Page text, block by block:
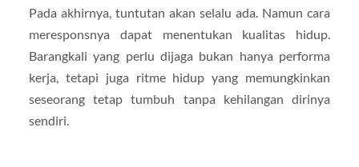
Pada akhirnya, tuntutan akan selalu ada. Namun cara
meresponsnya dapat menentukan kualitas hidup.
Barangkali yang perlu dijaga bukan hanya performa
kerja, tetapi juga ritme hidup yang memungkinkan
seseorang tetap tumbuh tanpa kehilangan dirinya
sendiri.